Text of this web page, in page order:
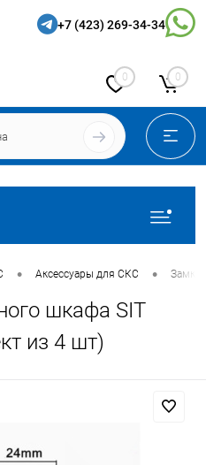
+7 (423) 269-34-34
0 0
• Аксессуары для СКС • Замки,
шкафа SIT
из 4 шт)